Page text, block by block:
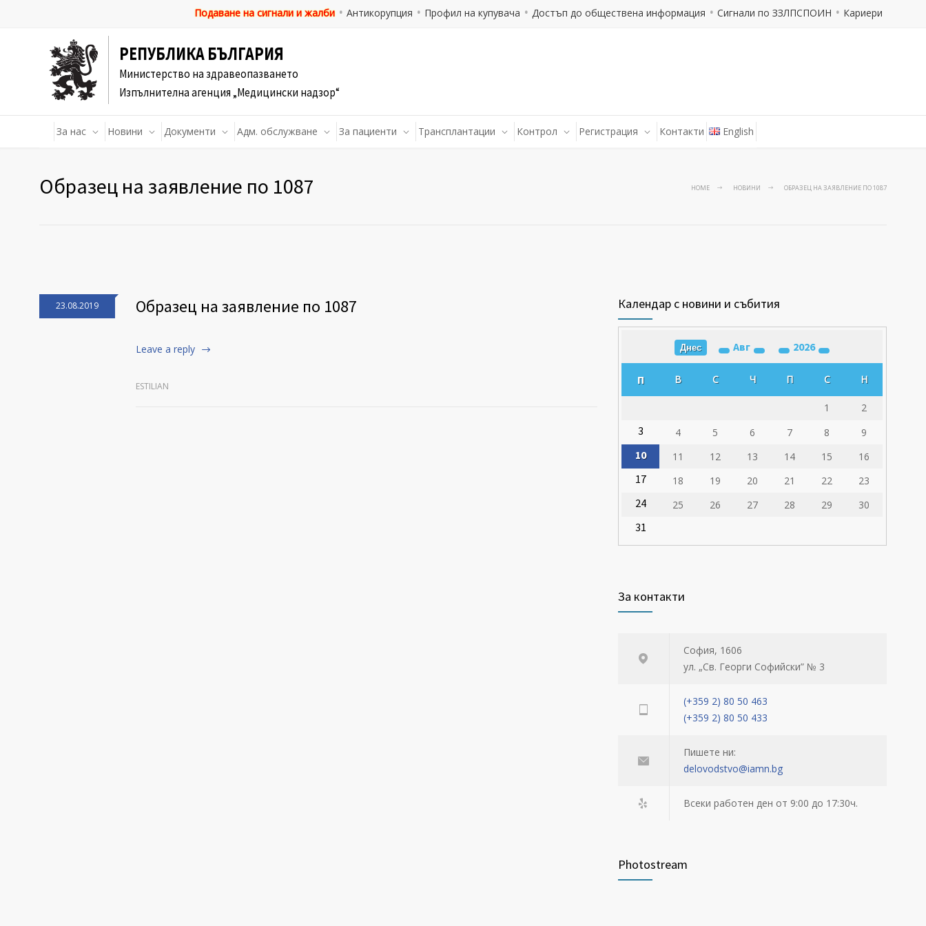
Кариери
Сигнали по ЗЗЛПСПОИН
Достъп до обществена информация
Профил на купувача
Антикорупция
Подаване на сигнали и жалби
РЕПУБЛИКА БЪЛГАРИЯ
Министерство на здравеопазването
Изпълнителна агенция „Медицински надзор“
За нас Новини Документи Адм. обслужване За пациенти Трансплантации Контрол Регистрация Контакти English
Образец на заявление по 1087 HOME НОВИНИ ОБРАЗЕЦ НА ЗАЯВЛЕНИЕ ПО 1087
23.08.2019 Образец на заявление по 1087
Leave a reply
ESTILIAN
Календар с новини и събития
Днес Авг 2026
П В С Ч П С Н
1 2
3 4 5 6 7 8 9
10 11 12 13 14 15 16
17 18 19 20 21 22 23
24 25 26 27 28 29 30
31
За контакти
София, 1606
ул. „Св. Георги Софийски” № 3
(+359 2) 80 50 463
(+359 2) 80 50 433
Пишете ни:
delovodstvo@iamn.bg
Всеки работен ден от 9:00 до 17:30ч.
Photostream